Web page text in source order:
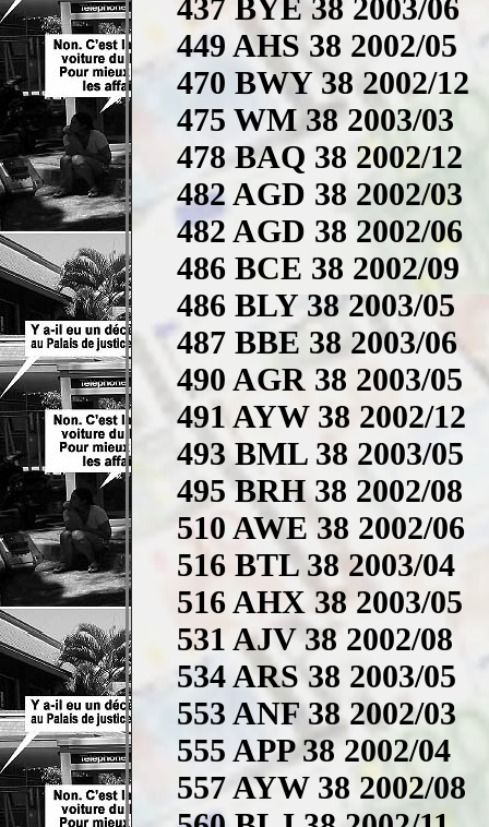
437 BYE 38 2003/06
449 AHS 38 2002/05
470 BWY 38 2002/12
475 WM 38 2003/03
478 BAQ 38 2002/12
482 AGD 38 2002/03
482 AGD 38 2002/06
486 BCE 38 2002/09
486 BLY 38 2003/05
487 BBE 38 2003/06
490 AGR 38 2003/05
491 AYW 38 2002/12
493 BML 38 2003/05
495 BRH 38 2002/08
510 AWE 38 2002/06
516 BTL 38 2003/04
516 AHX 38 2003/05
531 AJV 38 2002/08
534 ARS 38 2003/05
553 ANF 38 2002/03
555 APP 38 2002/04
557 AYW 38 2002/08